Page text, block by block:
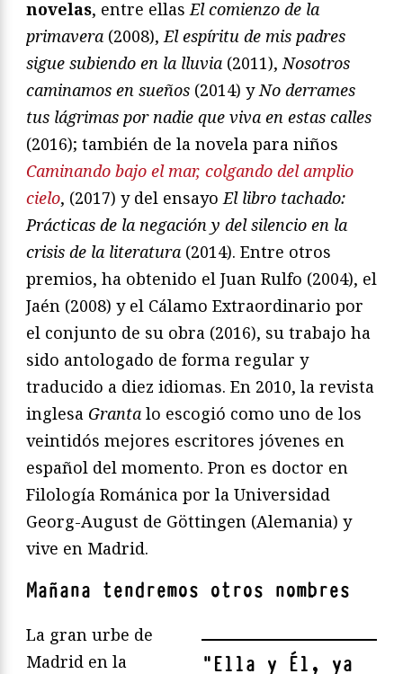
novelas, entre ellasEl comienzo de la
primavera (2008),El espíritu de mis padres
sigue subiendo en la lluvia (2011),Nosotros
caminamos en sueños (2014) yNo derrames
tus lágrimas por nadie que viva en estas calles
(2016); también de la novela para niños
Caminando bajo el mar, colgando del amplio
cielo, (2017) y del ensayoEl libro tachado:
Prácticas de la negación y del silencio en la
crisis de la literatura (2014). Entre otros
premios, ha obtenido el Juan Rulfo (2004), el
Jaén (2008) y el Cálamo Extraordinario por
el conjunto de su obra (2016), su trabajo ha
sido antologado de forma regular y
traducido a diez idiomas. En 2010, la revista
inglesa Granta lo escogió como uno de los
veintidós mejores escritores jóvenes en
español del momento. Pron es doctor en
Filología Románica por la Universidad
Georg-August de Göttingen (Alemania) y
vive en Madrid.
Mañana tendremos otros nombres
"Ella y Él, ya
La gran urbe de
Madrid en la